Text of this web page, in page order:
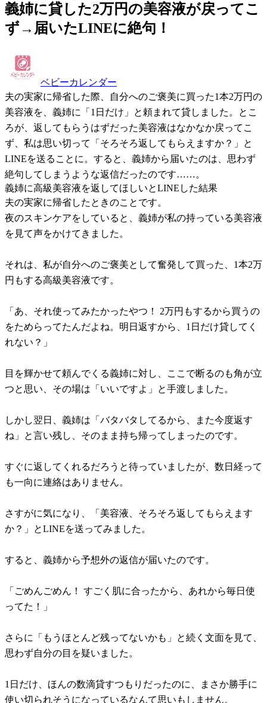
義姉に貸した2万円の美容液が戻ってこ
ず→届いたLINEに絶句！
ベビーカレンダー
夫の実家に帰省した際、自分へのご褒美に買った1本2万円の
美容液を、義姉に「1日だけ」と頼まれて貸しました。とこ
ろが、返してもらうはずだった美容液はなかなか戻ってこ
ず、私は思い切って「そろそろ返してもらえますか？」と
LINEを送ることに。すると、義姉から届いたのは、思わず
絶句してしまうような返信だったのです……。
義姉に高級美容液を返してほしいとLINEした結果
夫の実家に帰省したときのことです。
夜のスキンケアをしていると、義姉が私の持っている美容液
を見て声をかけてきました。
それは、私が自分へのご褒美として奮発して買った、1本2万
円もする高級美容液です。
「あ、それ使ってみたかったやつ！ 2万円もするから買うの
をためらってたんだよね。明日返すから、1日だけ貸してく
れない？」
目を輝かせて頼んでくる義姉に対し、ここで断るのも角が立
つと思い、その場は「いいですよ」と手渡しました。
しかし翌日、義姉は「バタバタしてるから、また今度返す
ね」と言い残し、そのまま持ち帰ってしまったのです。
すぐに返してくれるだろうと待っていましたが、数日経って
も一向に連絡はありません。
さすがに気になり、「美容液、そろそろ返してもらえます
か？」とLINEを送ってみました。
すると、義姉から予想外の返信が届いたのです。
「ごめんごめん！ すごく肌に合ったから、あれから毎日使
ってた！」
さらに「もうほとんど残ってないかも」と続く文面を見て、
思わず自分の目を疑いました。
1日だけ、ほんの数滴貸すつもりだったのに、まさか勝手に
使い切られそうになっているなんて思いもしません。